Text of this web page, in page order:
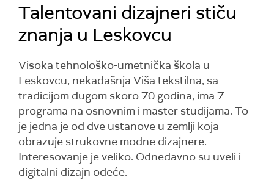
Talentovani dizajneri stiču
znanja u Leskovcu
Visoka tehnološko-umetnička škola u
Leskovcu, nekadašnja Viša tekstilna, sa
tradicijom dugom skoro 70 godina, ima 7
programa na osnovnim i master studijama. To
je jedna je od dve ustanove u zemlji koja
obrazuje strukovne modne dizajnere.
Interesovanje je veliko. Odnedavno su uveli i
digitalni dizajn odeće.